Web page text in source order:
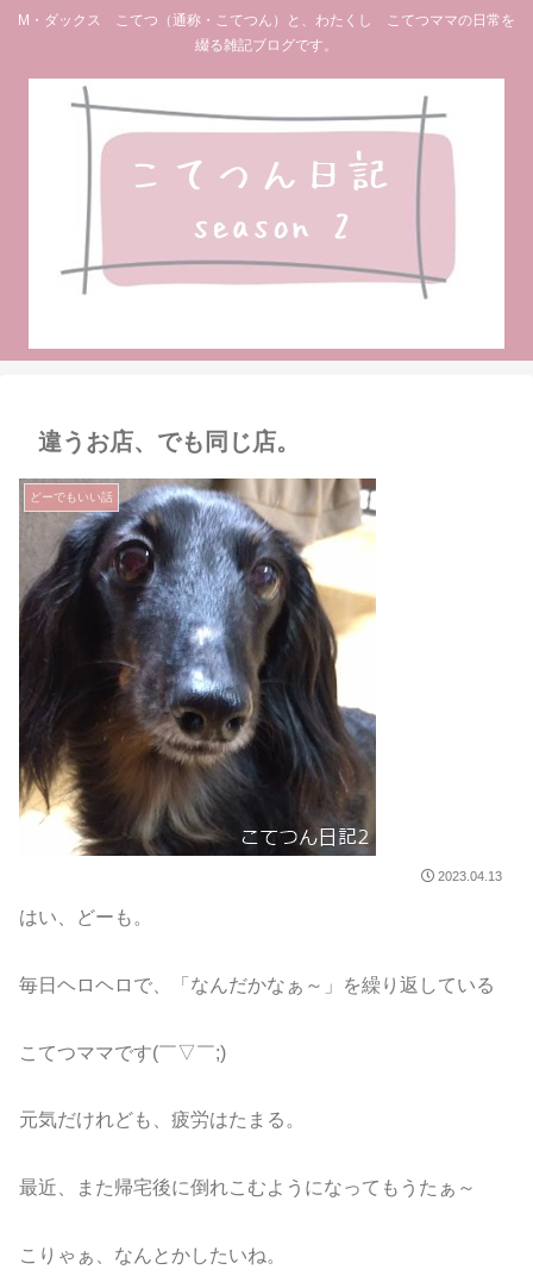
M・ダックス こてつ（通称・こてつん）と、わたくし こてつママの日常を
綴る雑記ブログです。
違うお店、でも同じ店。
どーでもいい話
2023.04.13
はい、どーも。
毎日ヘロヘロで、「なんだかなぁ～」を繰り返している
こてつママです(￣▽￣;)
元気だけれども、疲労はたまる。
最近、また帰宅後に倒れこむようになってもうたぁ～
こりゃぁ、なんとかしたいね。